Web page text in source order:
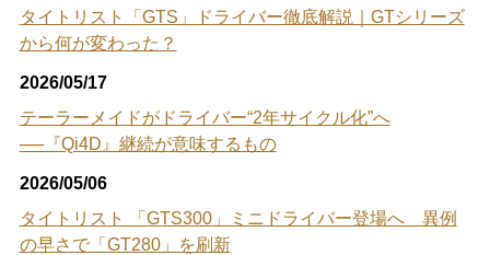
タイトリスト「GTS」ドライバー徹底解説｜GTシリーズ
から何が変わった？
2026/05/17
テーラーメイドがドライバー“2年サイクル化”へ
──『Qi4D』継続が意味するもの
2026/05/06
タイトリスト 「GTS300」ミニドライバー登場へ 異例
の早さで「GT280」を刷新